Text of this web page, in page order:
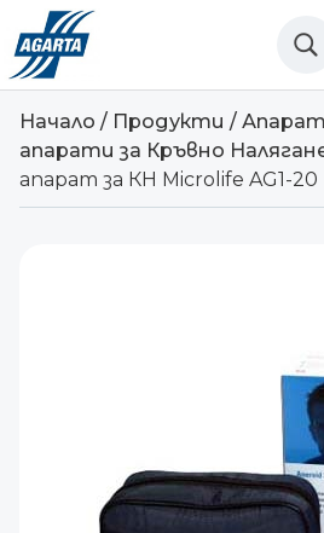
U
Начало / Продукти /
апарати за Кръвно
апарат за КН Microlife AG1-20